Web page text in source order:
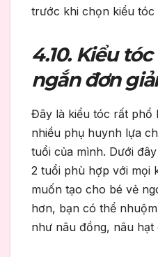
trước khi chọn kiểu tóc
4.10. Kiểu
ngắn đơn
Đây là kiểu tóc rất phổ
nhiều phụ huynh lựa
tuổi của mình. Dưới
2 tuổi phù hợp với mọi
muốn tạo cho bé vẻ
hơn, bạn có thể
như nâu đồng, nâu hạt